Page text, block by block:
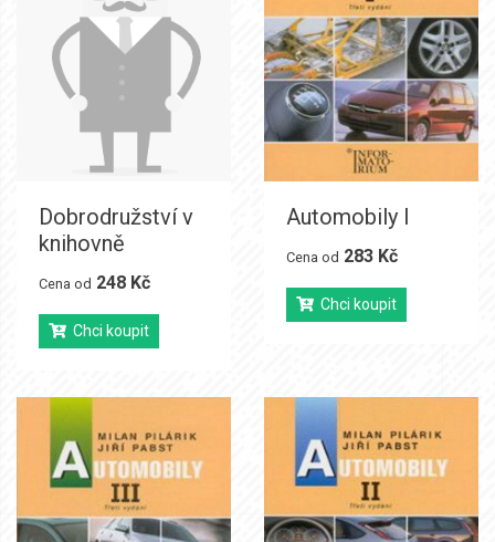
Dobrodružství v
knihovně
Cena od 248 Kč
Chci koupit
Automobily I
Cena od 283 Kč
Chci koupit